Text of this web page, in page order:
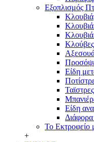
Εξοπλισμός
Κλουβιά
Είδη
Ταϊστρες
Είδη
Διάφορα
Το Εκτροφείο
+